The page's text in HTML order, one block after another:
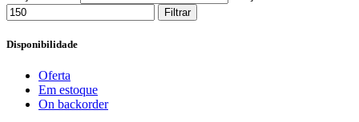
Filtrar
Disponibilidade
Oferta
Em estoque
On backorder